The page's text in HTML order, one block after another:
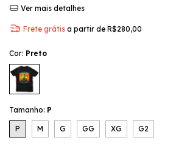
Ver mais detalhes
Frete grátis a partir de R$280,00
Cor: Preto
Tamanho: P
P M G GG XG G2